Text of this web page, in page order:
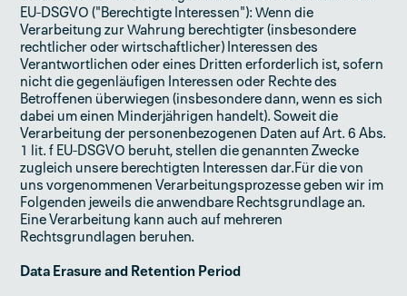
EU-DSGVO ("Berechtigte Interessen"): Wenn die
Verarbeitung zur Wahrung berechtigter (insbesondere
rechtlicher oder wirtschaftlicher) Interessen des
Verantwortlichen oder eines Dritten erforderlich ist, sofern
nicht die gegenläufigen Interessen oder Rechte des
Betroffenen überwiegen (insbesondere dann, wenn es sich
dabei um einen Minderjährigen handelt). Soweit die
Verarbeitung der personenbezogenen Daten auf Art. 6 Abs.
1 lit. f EU-DSGVO beruht, stellen die genannten Zwecke
zugleich unsere berechtigten Interessen dar.Für die von
uns vorgenommenen Verarbeitungsprozesse geben wir im
Folgenden jeweils die anwendbare Rechtsgrundlage an.
Eine Verarbeitung kann auch auf mehreren
Rechtsgrundlagen beruhen.
Data Erasure and Retention Period